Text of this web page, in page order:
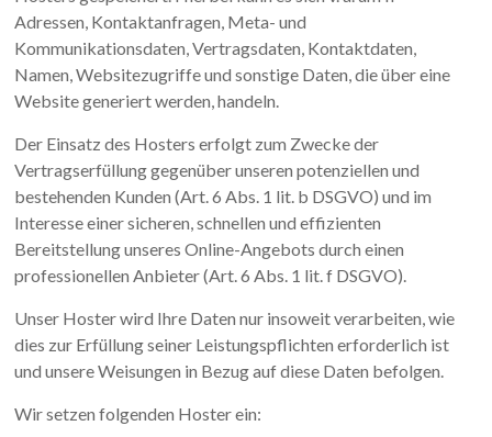
Adressen, Kontaktanfragen, Meta- und
Kommunikationsdaten, Vertragsdaten, Kontaktdaten,
Namen, Websitezugriffe und sonstige Daten, die über eine
Website generiert werden, handeln.
Der Einsatz des Hosters erfolgt zum Zwecke der
Vertragserfüllung gegenüber unseren potenziellen und
bestehenden Kunden (Art. 6 Abs. 1 lit. b DSGVO) und im
Interesse einer sicheren, schnellen und effizienten
Bereitstellung unseres Online-Angebots durch einen
professionellen Anbieter (Art. 6 Abs. 1 lit. f DSGVO).
Unser Hoster wird Ihre Daten nur insoweit verarbeiten, wie
dies zur Erfüllung seiner Leistungspflichten erforderlich ist
und unsere Weisungen in Bezug auf diese Daten befolgen.
Wir setzen folgenden Hoster ein: